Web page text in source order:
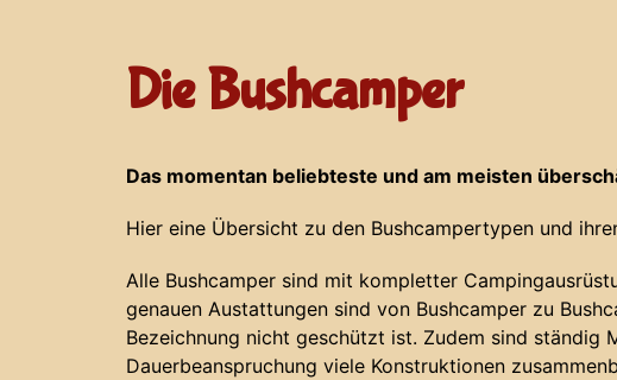
Die Bushcamper
Das momentan beliebteste und am meisten
Hier eine Übersicht zu den Bushcampertypen und
Alle Bushcamper sind mit kompletter
genauen Austattungen sind von Bushcamper zu
Bezeichnung nicht geschützt ist. Zudem sind ständig
Dauerbeanspruchung viele Konstruktionen